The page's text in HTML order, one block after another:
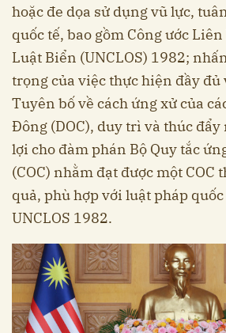
hoặc đe dọa sử dụng vũ lực,
quốc tế, bao gồm Công ước Liên
Luật Biển (UNCLOS) 1982;
trọng của việc thực hiện đầy đủ
Tuyên bố về cách ứng xử của
Đông (DOC), duy trì và thúc
lợi cho đàm phán Bộ Quy tắc
(COC) nhằm đạt được một COC
quả, phù hợp với luật pháp
UNCLOS 1982.